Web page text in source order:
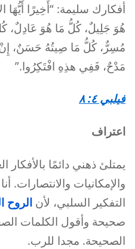
أفكارك سليمة: “أَخِيرًا
هُوَ جَلِيلٌ، كُلُّ مَا هُوَ عَادِلٌ،
مُسِرٌّ، كُلُّ مَا صِيتُهُ حَسَنٌ،
مَدْحٌ، فَفِي هذِهِ افْتَكِرُوا.”
فيلبي ٤: ٨
اعتراف
يمتلئ ذهني دائمًا بالأفكار
والإمكانيات
التفكير السلبي، لأن الروح
صحيحة وأقول الكلمات
الصحيحة. مجدا للرب.